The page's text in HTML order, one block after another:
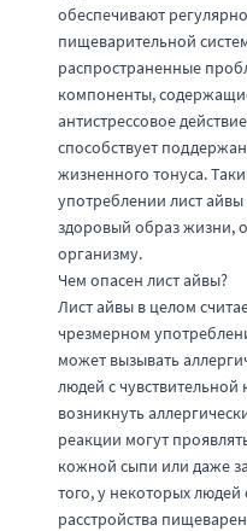
обеспечивают
пищеварительной
распространенные
компоненты,
антистрессовое
способствует
жизненного тонуса.
употреблении лист
здоровый образ жизни,
организму.
Чем опасен лист айвы?
Лист айвы в целом
чрезмерном
может вызывать
людей с чувствительной
возникнуть
реакции могут
кожной сыпи или даже
того, у некоторых
расстройства